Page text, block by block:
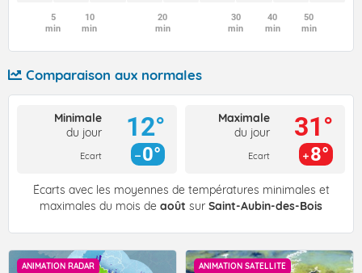
5
min
10
min
20
min
30
min
40
min
50
min
Comparaison aux normales
Minimale
du jour
Ecart
12°
0°
Maximale
du jour
Ecart
31°
8°
Écarts avec les moyennes de températures minimales et
maximales du mois de août sur Saint-Aubin-des-Bois
ANIMATION RADAR ANIMATION SATELLITE